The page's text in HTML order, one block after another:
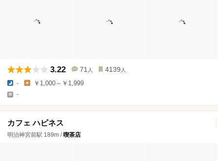
3.22 71 人 4139 人
- ￥1,000～￥1,999
-
カフェ ハピネス
明治神宮前駅 189m /喫茶店